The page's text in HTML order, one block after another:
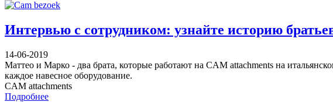
Интервью с сотрудником: узнайте историю
14-06-2019
Маттео и Марко - два брата, которые работают на CAM attachments на
каждое навесное оборудование.
CAM attachments
Подробнее